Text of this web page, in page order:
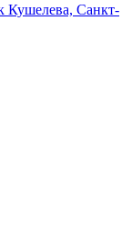
Кушелева, Санкт-